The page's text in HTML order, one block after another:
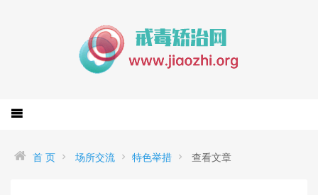
首 页 场所交流 特色举措 查看文章